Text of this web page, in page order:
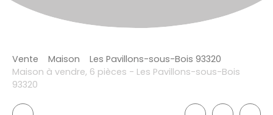
Vente Maison
Les Pavillons-sous-Bois 93320
Maison à vendre, 6 pièces - Les Pavillons-sous-Bois
93320